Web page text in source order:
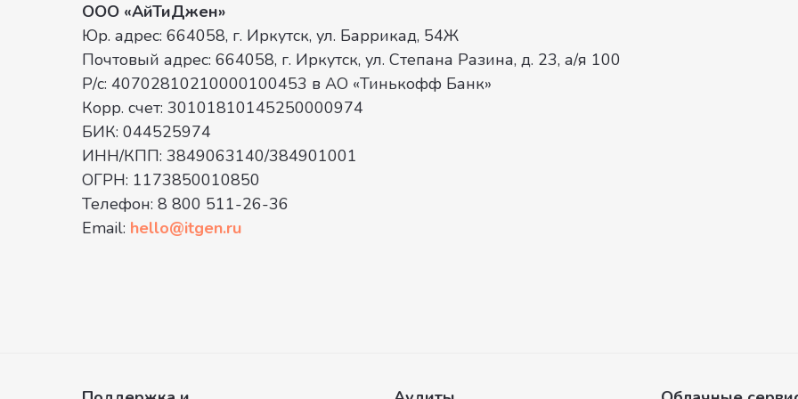
ООО «АйТиДжен»
Юр. адрес: 664058, г. Иркутск, ул. Баррикад, 54Ж
Почтовый адрес: 664058, г. Иркутск, ул. Степана Разина, д. 23, а/я 100
Р/с: 40702810210000100453 в АО «Тинькофф Банк»
Корр. счет: 30101810145250000974
БИК: 044525974
ИНН/КПП: 3849063140/384901001
ОГРН: 1173850010850
Телефон: 8 800 511-26-36
Email: hello@itgen.ru